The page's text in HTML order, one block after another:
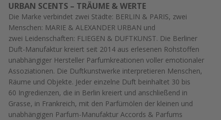
URBAN SCENTS – TRÄUME & WERTE
Die Marke verbindet zwei Städte: BERLIN & PARIS, zwei
Menschen: MARIE & ALEXANDER URBAN und
zwei Leidenschaften: FLIEGEN & DUFTKUNST. Die Berliner
Duft-Manufaktur kreiert seit 2014 aus erlesenen Rohstoffen
unabhängiger Hersteller Parfumkreationen voller emotionaler
Assoziationen. Die Duftkunstwerke interpretieren Menschen,
Räume und Objekte. Jeder einzelne Duft beinhaltet 30 bis
60 Ingredienzen, die in Berlin kreiert und anschließend in
Grasse, in Frankreich, mit den Parfümölen der kleinen und
unabhängigen Parfum-Manufaktur Accords & Parfums